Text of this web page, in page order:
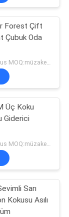
36
82
Forest Çift
Çubuk Oda
Pls inquiry to us MOQ:müzakere
Üç Koku
Giderici
Pls inquiry to us MOQ:müzakere
Sarı
Kokusu Asılı